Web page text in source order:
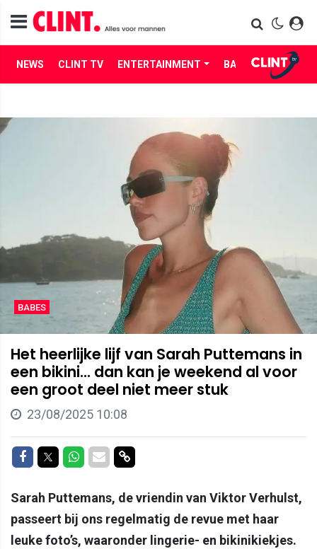
NEWS CLINT TV ENTERTAINMENT BABES LIFE
BABES
Het heerlijke lijf van Sarah Puttemans in
een bikini... dan kan je weekend al voor
een groot deel niet meer stuk
23/08/2025 10:08
Delen op Facebook
Delen op Twitter
Delen op Whatsapp
Delen via Mail
Delen via link
Sarah Puttemans, de vriendin van Viktor Verhulst,
passeert bij ons regelmatig de revue met haar
leuke foto’s, waaronder lingerie- en bikinikiekjes.